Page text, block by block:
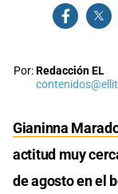
Por:Redacción EL
Gianinna
actitud muy
de agosto en el